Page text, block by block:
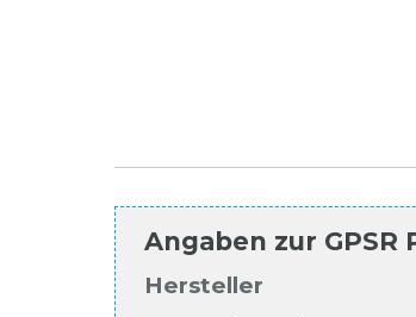
Angaben zur
Hersteller